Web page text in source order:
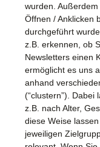
wurden.
Öffnen / Anklicken
durchgeführt
z.B. erkennen, ob
Newsletters einen
ermöglicht es uns
anhand
(“clustern”). Dabei
z.B. nach Alter,
diese Weise
jeweiligen